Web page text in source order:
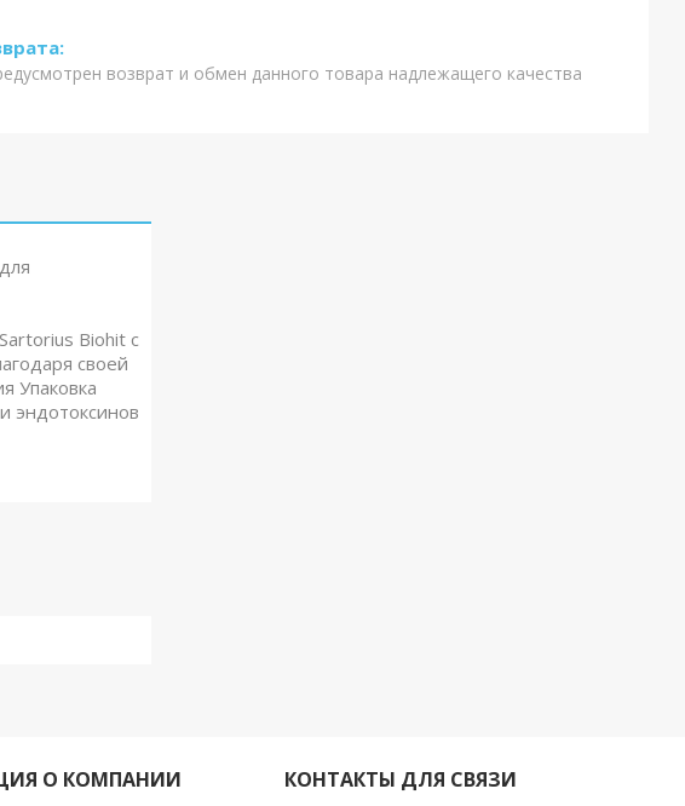
возврат и обмен данного товара надлежащего качества
Biohit с
своей
Упаковка
О КОМПАНИИ КОНТАКТЫ ДЛЯ СВЯЗИ